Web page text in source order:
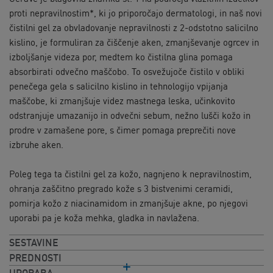
proti nepravilnostim*, ki jo priporočajo dermatologi, in naš novi
čistilni gel za obvladovanje nepravilnosti z 2-odstotno salicilno
kislino, je formuliran za čiščenje aken, zmanjševanje ogrcev in
izboljšanje videza por, medtem ko čistilna glina pomaga
absorbirati odvečno maščobo. To osvežujoče čistilo v obliki
penečega gela s salicilno kislino in tehnologijo vpijanja
maščobe, ki zmanjšuje videz mastnega leska, učinkovito
odstranjuje umazanijo in odvečni sebum, nežno lušči kožo in
prodre v zamašene pore, s čimer pomaga preprečiti nove
izbruhe aken.
Poleg tega ta čistilni gel za kožo, nagnjeno k nepravilnostim,
ohranja zaščitno pregrado kože s 3 bistvenimi ceramidi,
pomirja kožo z niacinamidom in zmanjšuje akne, po njegovi
uporabi pa je koža mehka, gladka in navlažena.
SESTAVINE
PREDNOSTI